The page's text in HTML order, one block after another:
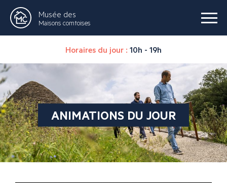
Musée des
Maisons comtoises
Horaires du jour : 10h - 19h
ANIMATIONS DU JOUR